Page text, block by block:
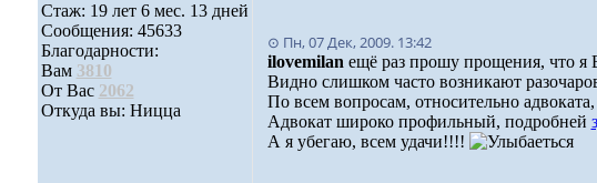
Стаж: 19 лет 6 мес. 13 дней
Сообщения: 45633
Благодарности:
Вам 3810
От Вас 2062
Откуда вы: Ницца
⊙ Пн, 07 Дек, 2009. 13:42
ilovemilan ещё раз прошу прощения, что я
Видно слишком часто возникают
По всем вопросам, относительно
Адвокат широко профильный, подробней
А я убегаю, всем удачи!!!!